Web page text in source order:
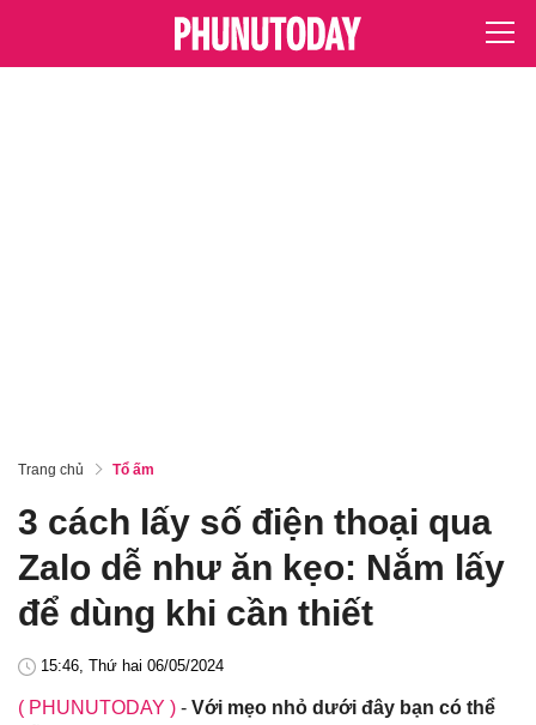
Trang chủ Tổ ấm
3 cách lấy số điện thoại qua
Zalo dễ như ăn kẹo: Nắm lấy
để dùng khi cần thiết
15:46, Thứ hai 06/05/2024
( PHUNUTODAY ) - Với mẹo nhỏ dưới đây bạn có thể